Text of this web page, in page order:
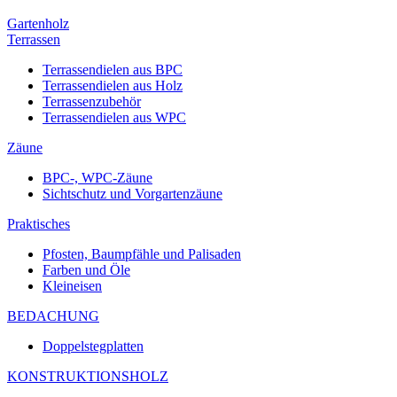
Gartenholz
Terrassen
Terrassendielen aus BPC
Terrassendielen aus Holz
Terrassenzubehör
Terrassendielen aus WPC
Zäune
BPC-, WPC-Zäune
Sichtschutz und Vorgartenzäune
Praktisches
Pfosten, Baumpfähle und Palisaden
Farben und Öle
Kleineisen
BEDACHUNG
Doppelstegplatten
KONSTRUKTIONSHOLZ